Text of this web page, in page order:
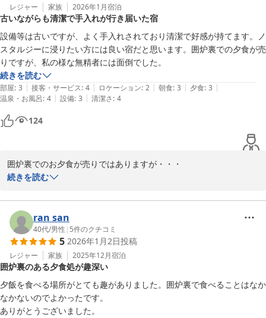
またのご来館お待ちしております。
入の元湯　神泉亭
入の元湯 神泉亭
2026-04-01
レジャー 家族 2026年1月宿泊
古いながらも清潔で手入れが行き届いた宿
設備等は古いですが、よく手入れされており清潔で好感が持てます。ノ
スタルジーに浸りたい方には良い宿だと思います。囲炉裏での夕食が売
りですが、私の様な無精者には面倒でした。
続きを読む
部屋: 3 | 接客・サービス: 4 | ロケーション: 2 | 朝食: 3 | 夕食: 3 |
温泉・お風呂: 4 | 設備: 3 | 清潔さ: 4
124
囲炉裏でのお夕食が売りではありますが・・・
ノスタルジーとのお言葉有難くいただきます。
ご来館いただき有難うございました。
入の元湯　神泉亭
入の元湯 神泉亭
2026-04-01
続きを読む
ran san
40代/男性 | 5件のクチコミ
5 2026年1月2日投稿
レジャー 家族 2025年12月宿泊
囲炉裏のある夕食処が趣深い
夕飯を食べる場所がとても趣がありました。囲炉裏で食べることはなか
なかないのでよかったです。
ありがとうございました。